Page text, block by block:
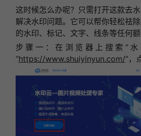
这时候怎么办呢？只需打开这款去
解决水印问题。它可以帮你轻松祛
的水印、标记、文字、线条等任何额
步骤一：在浏览器上搜索“
“https://www.shuiyinyun.com/”，